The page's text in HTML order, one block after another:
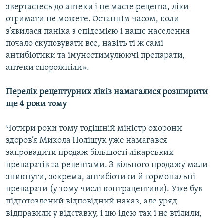
звертаєтесь до аптеки і не маєте рецепта, ліки
отримати не можете. Останнім часом, коли
з’явилася паніка з епідемією і наше населення
почало скуповувати все, навіть ті ж самі
антибіотики та імуностимулюючі препарати,
аптеки спорожніли».
Перелік рецептурних ліків намагалися розширити
ще 4 роки тому
Чотири роки тому тодішній міністр охорони
здоров’я Микола Поліщук уже намагався
запровадити продаж більшості лікарських
препаратів за рецептами. З вільного продажу мали
зникнути, зокрема, антибіотики й гормональні
препарати (у тому числі контрацептиви). Уже був
підготовлений відповідний наказ, але уряд
відправили у відставку, і цю ідею так і не втілили,